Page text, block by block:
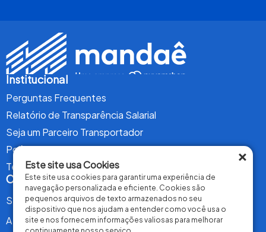
Institucional
Perguntas Frequentes
Relatório de Transparência Salarial
Seja um Parceiro Transportador
Política de Privacidade
Termos de Uso
Conteúdo
Serviços
A Mandaê
×
Este site usa Cookies
Este site usa cookies para garantir uma experiência de
navegação personalizada e eficiente. Cookies são
pequenos arquivos de texto armazenados no seu
dispositivo que nos ajudam a entender como você usa o
site e nos fornecem informações valiosas para melhorar